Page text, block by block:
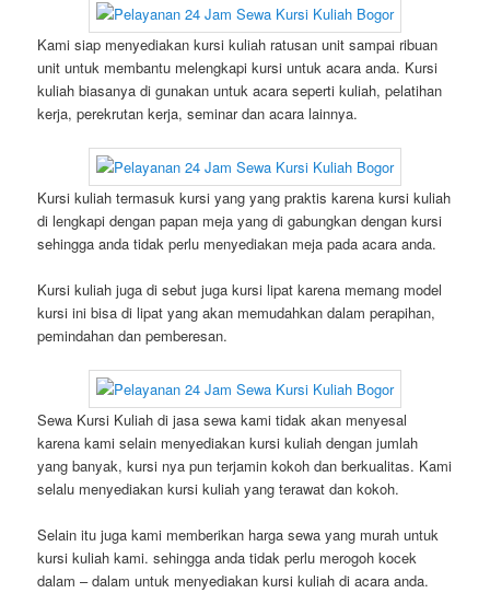
Kami siap menyediakan kursi kuliah ratusan unit sampai ribuan
unit untuk membantu melengkapi kursi untuk acara anda. Kursi
kuliah biasanya di gunakan untuk acara seperti kuliah, pelatihan
kerja, perekrutan kerja, seminar dan acara lainnya.
Kursi kuliah termasuk kursi yang yang praktis karena kursi kuliah
di lengkapi dengan papan meja yang di gabungkan dengan kursi
sehingga anda tidak perlu menyediakan meja pada acara anda.
Kursi kuliah juga di sebut juga kursi lipat karena memang model
kursi ini bisa di lipat yang akan memudahkan dalam perapihan,
pemindahan dan pemberesan.
Sewa Kursi Kuliah di jasa sewa kami tidak akan menyesal
karena kami selain menyediakan kursi kuliah dengan jumlah
yang banyak, kursi nya pun terjamin kokoh dan berkualitas. Kami
selalu menyediakan kursi kuliah yang terawat dan kokoh.
Selain itu juga kami memberikan harga sewa yang murah untuk
kursi kuliah kami. sehingga anda tidak perlu merogoh kocek
dalam – dalam untuk menyediakan kursi kuliah di acara anda.